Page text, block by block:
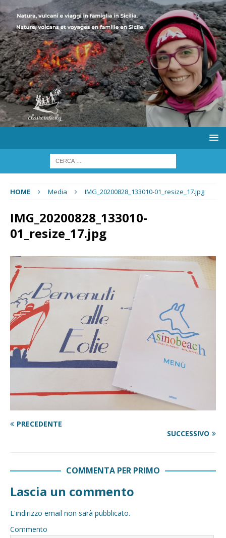
HOME Media IMG_20200828_133010-01_resize_17.jpg
IMG_20200828_133010-
01_resize_17.jpg
PRECEDENTE
SUCCESSIVO
COMMENTA PER PRIMO
Lascia un commento
L'indirizzo email non sarà pubblicato.
Commento